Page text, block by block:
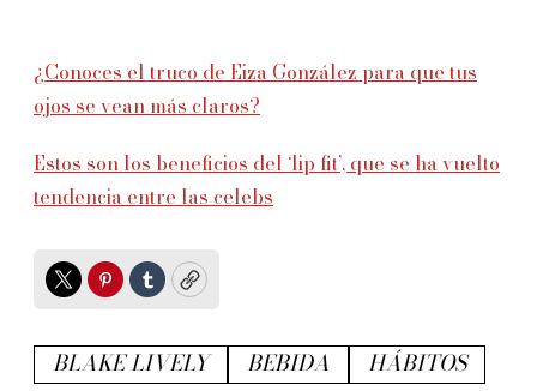
¿Conoces el truco de Eiza González para que tus
ojos se vean más claros?
Estos son los beneficios del ‘lip fit’, que se ha vuelto
tendencia entre las celebs
TwitterPinterest
TumblrCopy
BLAKE LIVELY BEBIDA HÁBITOS